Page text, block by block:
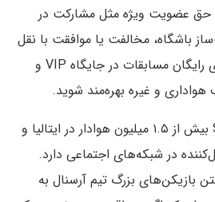
حق عضویت ویژه مثل مشارکت در
باشگاه، مخالفت یا موافقت با نقل
و انتقال بازیکن‌ها، تماشای رایگان مسابقات در جایگاه VIP و
و غیره بهره‌مند شوید.
باشگاه فوتبال S.S. Lazio بیش از ۱.۵ میلیون هوادار در ایتالیا و
دنبال‌کننده در شبکه‌های اجتماعی دارد.
بازیکن‌های بزرگ تیم آرسنال به